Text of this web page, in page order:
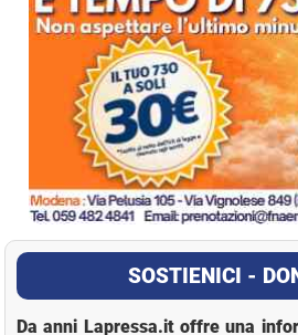
SOSTIENICI -
Da anni Lapressa.it offre una